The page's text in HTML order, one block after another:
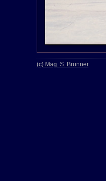
(c) Mag. S. Brunner